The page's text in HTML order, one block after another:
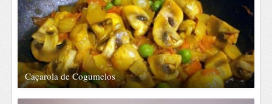
Caçarola de Cogumelos